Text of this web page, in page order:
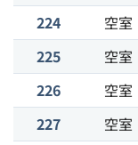
224
空室
225
空室
226
空室
227
空室